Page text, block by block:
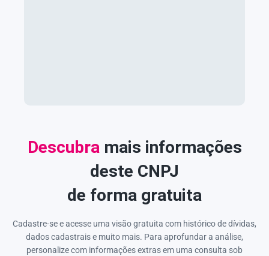
Descubra mais informações
deste CNPJ
de forma gratuita
Cadastre-se e acesse uma visão gratuita com histórico de dívidas,
dados cadastrais e muito mais. Para aprofundar a análise,
personalize com informações extras em uma consulta sob